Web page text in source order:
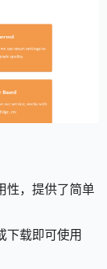
性，提供了简单
下载即可使用